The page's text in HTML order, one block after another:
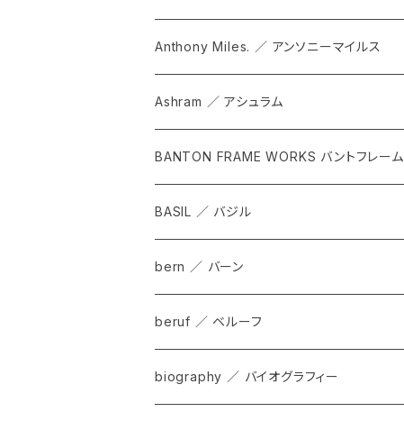
Anthony Miles. ／ アンソニーマイルス
Ashram ／ アシュラム
BANTON FRAME WORKS バントフレーム
BASIL ／ バジル
bern ／ バーン
beruf ／ ベルーフ
bag
biography ／ バイオグラフィー